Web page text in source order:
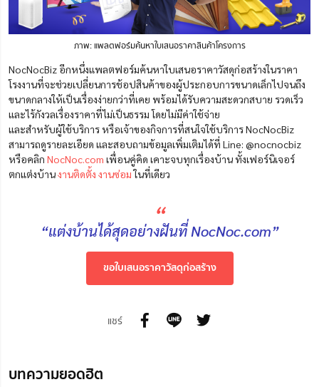
ภาพ: แพลตฟอร์มค้นหาใบเสนอราคาสินค้าโครงการ
NocNocBiz อีกหนึ่งแพลตฟอร์มค้นหาใบเสนอราคาวัสดุก่อสร้างในราคา
โรงงานที่จะช่วยเปลี่ยนการช้อปสินค้าของผู้ประกอบการขนาดเล็กไปจนถึง
ขนาดกลางให้เป็นเรื่องง่ายกว่าที่เคย พร้อมได้รับความสะดวกสบาย รวดเร็ว
และไร้กังวลเรื่องราคาที่ไม่เป็นธรรม โดยไม่มีค่าใช้จ่าย
และสำหรับผู้ใช้บริการ หรือเจ้าของกิจการที่สนใจใช้บริการ NocNocBiz
สามารถดูรายละเอียด และสอบถามข้อมูลเพิ่มเติมได้ที่ Line: @nocnocbiz
หรือคลิก NocNoc.com เพื่อนคู่คิด เคาะจบทุกเรื่องบ้าน ทั้งเฟอร์นิเจอร์
ตกแต่งบ้านงานติดตั้ง งานซ่อมในที่เดียว
“
“แต่งบ้านได้สุดอย่างฝันที่ NocNoc.com”
ขอใบเสนอราคาวัสดุก่อสร้าง
แชร์
บทความยอดฮิต